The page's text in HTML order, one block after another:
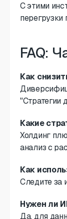
С этими
перегрузки
FAQ:
Как
"Стратегии
Какие
Холдинг
анализ с
Как
Следите за
Нужен ли
Да, для